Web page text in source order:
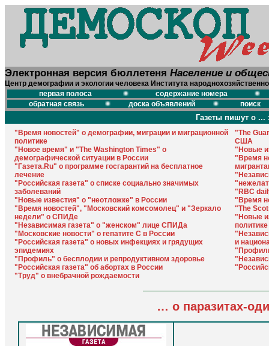
Электронная версия бюллетеня Население и
Центр демографии и экологии человека Института
первая полоса
содержание номера
обратная связь
доска объявлений поиск
Газеты пишут о ...
"Время новостей" о демографии, миграции и миграционной
политике
"Новое время" и "The Washington Times" о
демографической ситуации в России
"Газета.Ru" о программе госгарантий на бесплатное
лечение
"Российская газета" о списке социально значимых
заболеваний
"Новые известия" о "неотложке" в России
"Время новостей", "Московский комсомолец" и "Зеркало
недели" о СПИДе
"Независимая газета" о "женском" лице СПИДа
"Московские новости" о гепатите С в России
"Российская газета" о новых инфекциях и грядущих
эпидемиях
"Профиль" о бесплодии и репродуктивном здоровье
"Российская газета" об абортах в России
"Труд" о внебрачной рождаемости
"The
США
"Новые
"Время
"RBC
"Время
"The
"Новые
политике
и
… о паразитах-